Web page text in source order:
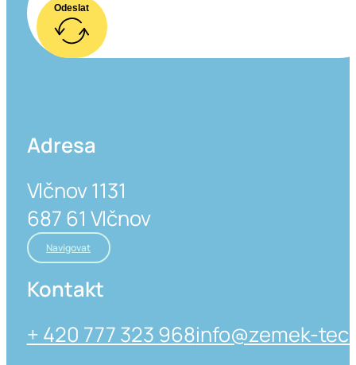
Odeslat
Adresa
Vlčnov 1131
687 61 Vlčnov
Navigovat
Kontakt
+ 420 777 323 968info@zemek-